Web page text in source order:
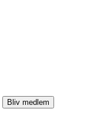
Bliv medlem